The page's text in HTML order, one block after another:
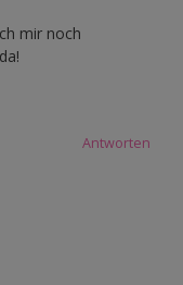
mir noch
Antworten